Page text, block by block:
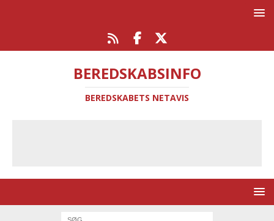
BEREDSKABSINFO
BEREDSKABETS NETAVIS